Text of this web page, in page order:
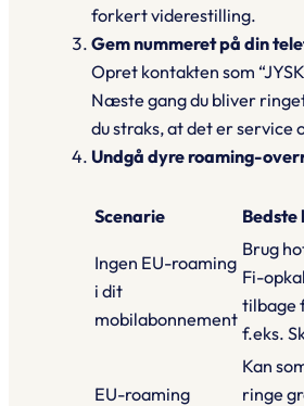
forkert viderestilling.
Gem nummeret på din
Opret kontakten som
Næste gang du bliver
du straks, at det er service
Undgå dyre roaming-
Scenarie Bedste
Ingen EU-roaming
i dit
mobilabonnement
Brug
Fi-
tilbage
f.eks.
EU-roaming
Kan
ringe